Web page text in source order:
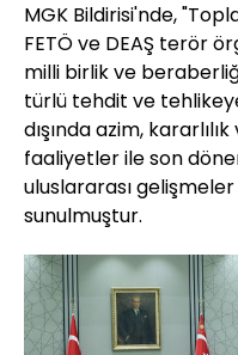
MGK Bildirisi'nde,
FETÖ ve DEAŞ terör
milli birlik ve
türlü tehdit ve
dışında azim,
faaliyetler ile son
uluslararası
sunulmuştur.